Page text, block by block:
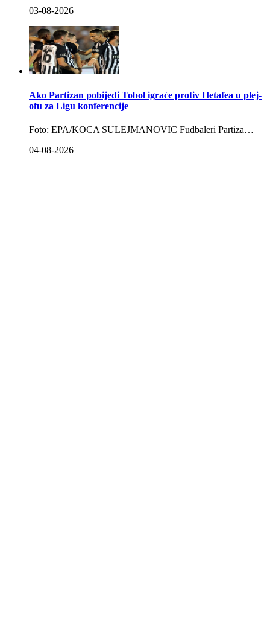
03-08-2026
Ako Partizan pobijedi Tobol igraće protiv Hetafea u plej-
ofu za Ligu konferencije
Foto: EPA/KOCA SULEJMANOVIC Fudbaleri Partiza…
04-08-2026